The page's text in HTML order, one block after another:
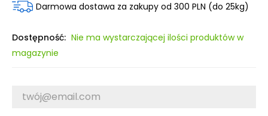
Darmowa dostawa za zakupy od 300 PLN (do 25kg)
Dostępność: Nie ma wystarczającej ilości produktów w
magazynie